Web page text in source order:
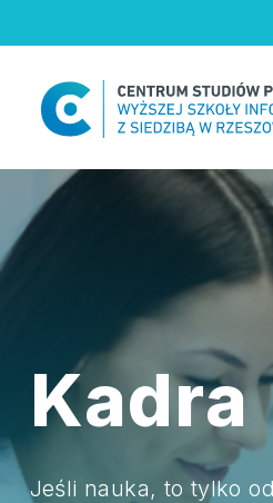
Kadra
Jeśli nauka, to tylko